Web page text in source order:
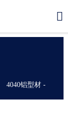

4040铝型材-